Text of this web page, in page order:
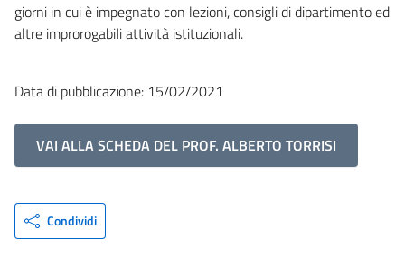
giorni in cui è impegnato con lezioni, consigli di dipartimento ed
altre improrogabili attività istituzionali.
Data di pubblicazione: 15/02/2021
VAI ALLA SCHEDA DEL PROF. ALBERTO TORRISI
Condividi